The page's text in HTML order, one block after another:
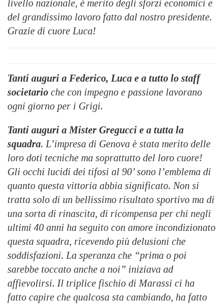
livello nazionale, è merito degli sforzi economici e
del grandissimo lavoro fatto dal nostro presidente.
Grazie di cuore Luca!
Tanti auguri a Federico, Luca e a tutto lo staff
societario che con impegno e passione lavorano
ogni giorno per i Grigi.
Tanti auguri a Mister Gregucci e a tutta la
squadra. L’impresa di Genova è stata merito delle
loro doti tecniche ma soprattutto del loro cuore!
Gli occhi lucidi dei tifosi al 90’ sono l’emblema di
quanto questa vittoria abbia significato. Non si
tratta solo di un bellissimo risultato sportivo ma di
una sorta di rinascita, di ricompensa per chi negli
ultimi 40 anni ha seguito con amore incondizionato
questa squadra, ricevendo più delusioni che
soddisfazioni. La speranza che “prima o poi
sarebbe toccato anche a noi” iniziava ad
affievolirsi. Il triplice fischio di Marassi ci ha
fatto capire che qualcosa sta cambiando, ha fatto